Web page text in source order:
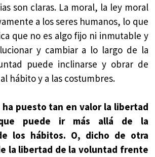
son claras. La moral, la ley moral
a los seres humanos, lo que
que no es algo fijo ni inmutable y
y cambiar a lo largo de la
puede inclinarse y obrar de
hábito y a las costumbres.
ha puesto tan en valor la libertad
puede ir más allá de la
los hábitos. O, dicho de otra
la libertad de la voluntad frente